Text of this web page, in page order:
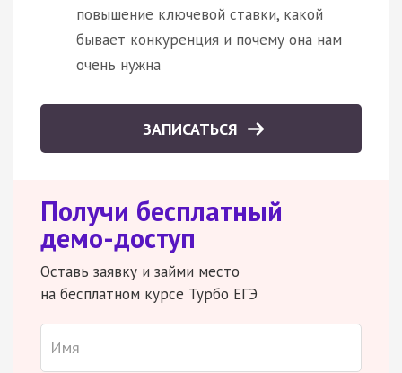
повышение ключевой ставки, какой
бывает конкуренция и почему она нам
очень нужна
ЗАПИСАТЬСЯ
Получи бесплатный
демо-доступ
Оставь заявку и займи место
на бесплатном курсе Турбо ЕГЭ